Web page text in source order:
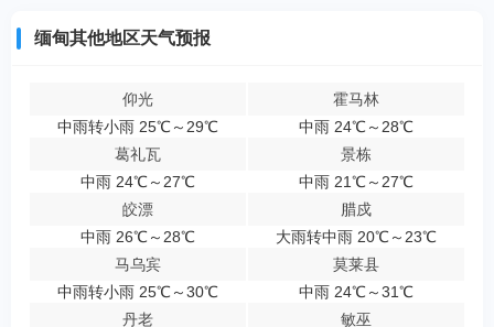
缅甸其他地区天气预报
仰光
中雨转小雨 25℃～29℃
霍马林
中雨 24℃～28℃
葛礼瓦
中雨 24℃～27℃
景栋
中雨 21℃～27℃
皎漂
中雨 26℃～28℃
腊戍
大雨转中雨 20℃～23℃
马乌宾
中雨转小雨 25℃～30℃
莫莱县
中雨 24℃～31℃
丹老
敏巫